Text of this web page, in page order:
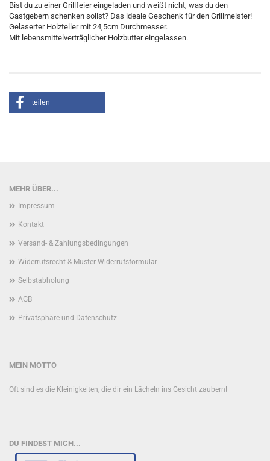
Bist du zu einer Grillfeier eingeladen und weißt nicht, was du den
Gastgebern schenken sollst? Das ideale Geschenk für den Grillmeister!
Gelaserter Holzteller mit 24,5cm Durchmesser.
Mit lebensmittelverträglicher Holzbutter eingelassen.
teilen
MEHR ÜBER...
Impressum
Kontakt
Versand- & Zahlungsbedingungen
Widerrufsrecht & Muster-Widerrufsformular
Selbstabholung
AGB
Privatsphäre und Datenschutz
MEIN MOTTO
Oft sind es die Kleinigkeiten, die dir ein Lächeln ins Gesicht zaubern!
DU FINDEST MICH...